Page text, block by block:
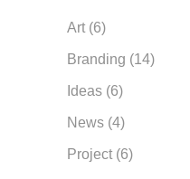
Art (6)
Branding (14)
Ideas (6)
News (4)
Project (6)